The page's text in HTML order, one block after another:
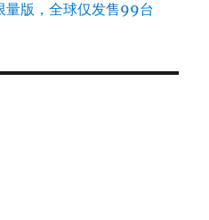
版，全球仅发售99台